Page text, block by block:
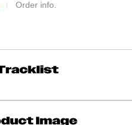
Order info.